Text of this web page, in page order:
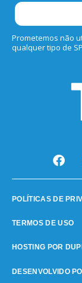
Prometemos não
qualquer tipo de
POLÍTICAS DE
TERMOS DE USO
HOSTING POR
DESENVOLVIDO